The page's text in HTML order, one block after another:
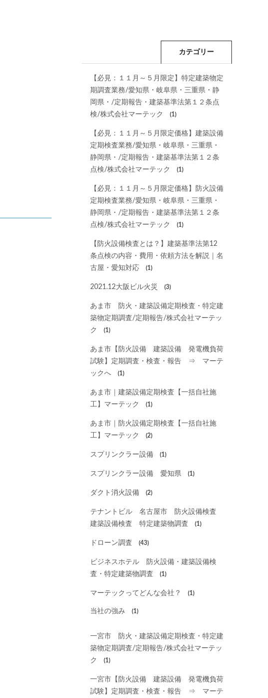
カテゴリー
【必見：１１月～５月限定】特定建築物定
期調査業務/愛知県・岐阜県・三重県・静
岡県・/定期報告・建築基準法第１２条点
検/株式会社マーテック
(1)
【必見：１１月～５月限定価格】建築設備
定期検査業務/愛知県・岐阜県・三重県・
静岡県・/定期報告・建築基準法第１２条
点検/株式会社マーテック
(1)
【必見：１１月～５月限定価格】防火設備
定期検査業務/愛知県・岐阜県・三重県・
静岡県・/定期報告・建築基準法第１２条
点検/株式会社マーテック
(1)
【防火設備検査とは？】建築基準法第12
条点検の内容・費用・依頼方法を解説｜名
古屋・愛知対応
(1)
2021.12大阪ビル火災 (3)
あま市 防火・建築設備定期検査・特定建
築物定期調査/定期報告/株式会社マーテッ
ク
(1)
あま市【防火設備 建築設備 発電機負荷
試験】定期調査・検査・報告 ⇒ マーテ
ックへ
(1)
あま市｜建築設備定期検査【一括自社施
工】マーテック
(1)
あま市｜防火設備定期検査【一括自社施
工】マーテック
(2)
スプリンクラー設備 (1)
スプリンクラー設備 愛知県 (1)
ダクト消火設備 (2)
テナントビル 名古屋市 防火設備検査
建築設備検査 特定建築物調査
(1)
ドローン調査 (43)
ビジネスホテル 防火設備・建築設備検
査・特定建築物調査
(1)
マーテックってどんな会社？ (1)
当社の強み (1)
一宮市 防火・建築設備定期検査・特定建
築物定期調査/定期報告/株式会社マーテッ
ク
(1)
一宮市【防火設備 建築設備 発電機負荷
試験】定期調査・検査・報告 ⇒ マーテ